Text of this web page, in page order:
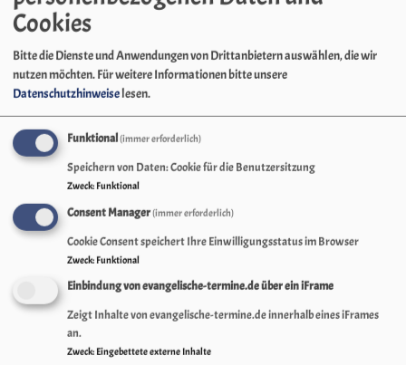
Dekanatsjugendkonvent
Evangelische Jugend Schwabach
es ist soweit der im Frühjahr
Arbeit aufgenommen und hier
für den
10.-12. Februar 23 in Ramsberg.
Cookies
Bitte die Dienste und Anwendungen von Drittanbietern auswählen, die wir
nutzen möchten.Für weitere Informationen bitte unsere
Datenschutzhinweiselesen.
Funktional(immer erforderlich)
Speichern von Daten: Cookie für die Benutzersitzung
Zweck: Funktional
Consent Manager(immer erforderlich)
Cookie Consent speichert Ihre Einwilligungsstatus im Browser
Zweck: Funktional
Einbindung von evangelische-termine.de über ein iFrame
Zeigt Inhalte von evangelische-termine.de innerhalb eines iFrames
an.
Zweck: Eingebettete externe Inhalte